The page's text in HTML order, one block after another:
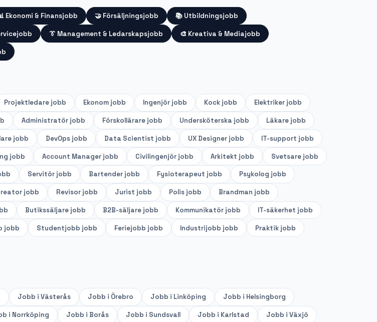
Ekonomi & Finansjobb 🤝 Försäljningsjobb 📚 Utbildningsjobb
👔 Management & Ledarskapsjobb 🎨 Kreativa & Mediajobb
Projektledare jobb Ekonom jobb Ingenjör jobb Kock jobb Elektriker jobb
Administratör jobb Förskollärare jobb Undersköterska jobb Läkare jobb
jobb DevOps jobb Data Scientist jobb UX Designer jobb IT-support jobb
jobb Account Manager jobb Civilingenjör jobb Arkitekt jobb Svetsare jobb
Servitör jobb Bartender jobb Fysioterapeut jobb Psykolog jobb
jobb Revisor jobb Jurist jobb Polis jobb Brandman jobb
Butikssäljare jobb B2B-säljare jobb Kommunikatör jobb IT-säkerhet jobb
jobb Studentjobb jobb Feriejobb jobb Industrijobb jobb Praktik jobb
Jobb i Västerås Jobb i Örebro Jobb i Linköping Jobb i Helsingborg
i Norrköping Jobb i Borås Jobb i Sundsvall Jobb i Karlstad Jobb i Växjö